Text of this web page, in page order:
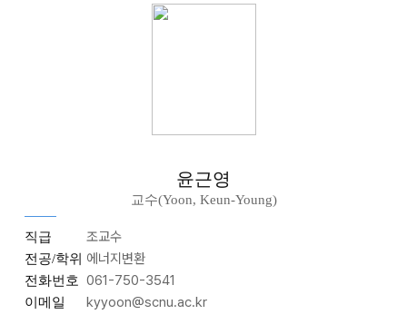
윤근영
교수(Yoon, Keun-Young)
직급 조교수
전공/학위 에너지변환
전화번호 061-750-3541
이메일 kyyoon@scnu.ac.kr